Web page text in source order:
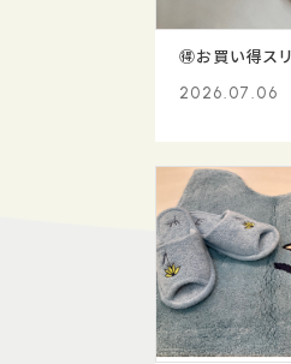
🉐お買い得ス
2026.07.06